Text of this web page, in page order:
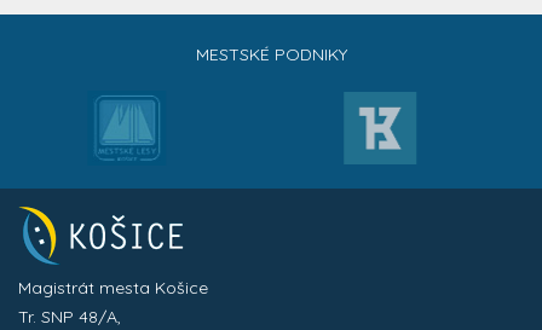
MESTSKÉ PODNIKY
Magistrát mesta Košice
Tr. SNP 48/A,